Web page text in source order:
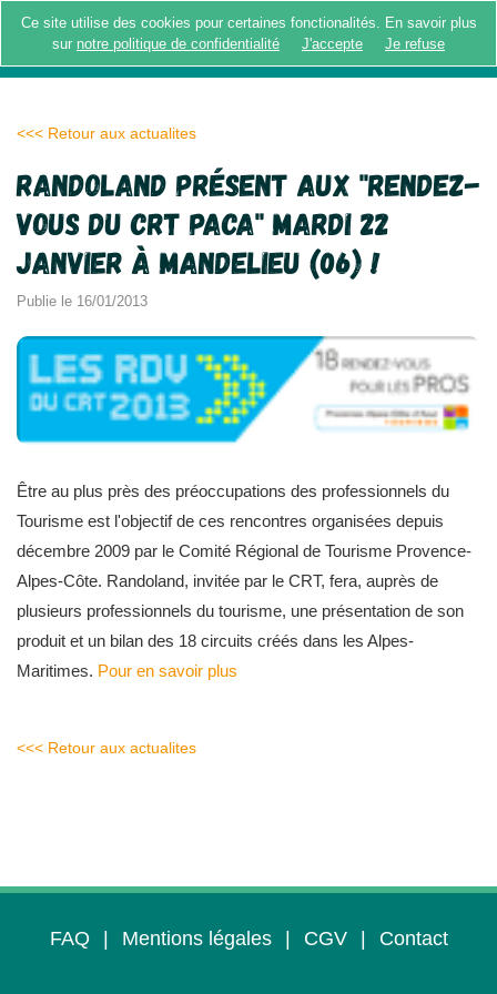
Ce site utilise des cookies pour certaines fonctionalités. En savoir plus
sur notre politique de confidentialité J'accepte Je refuse
MENU
<<< Retour aux actualites
Randoland présent aux "RENDEZ-
VOUS DU CRT PACA" mardi 22
janvier à Mandelieu (06) !
Publie le 16/01/2013
Être au plus près des préoccupations des professionnels du
Tourisme est l'objectif de ces rencontres organisées depuis
décembre 2009 par le Comité Régional de Tourisme Provence-
Alpes-Côte. Randoland, invitée par le CRT, fera, auprès de
plusieurs professionnels du tourisme, une présentation de son
produit et un bilan des 18 circuits créés dans les Alpes-
Maritimes. Pour en savoir plus
<<< Retour aux actualites
FAQ | Mentions légales | CGV | Contact